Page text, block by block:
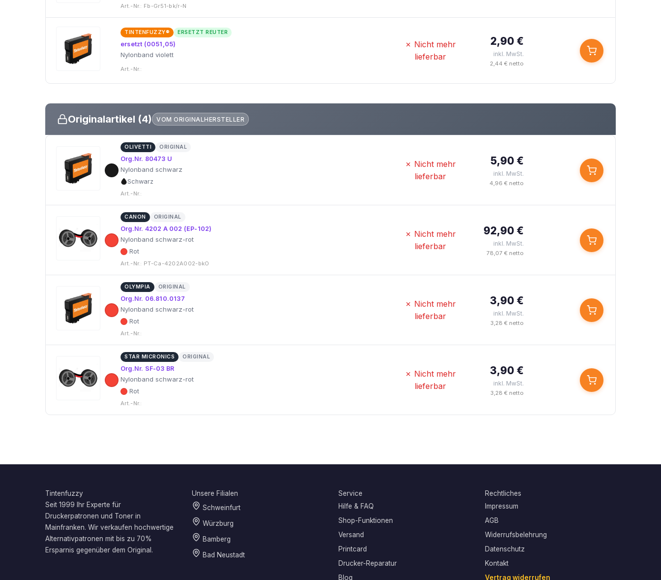
Originalartikel (4) VOM ORIGINALHERSTELLER
OLIVETTI ORIGINAL
Org.Nr. 80473 U
Nylonband schwarz
Schwarz
Art.-Nr.:
✗ Nicht mehr
lieferbar
5,90 €
inkl. MwSt.
4,96 € netto
CANON ORIGINAL
Org.Nr. 4202 A 002 (EP-102)
Nylonband schwarz-rot
Rot
Art.-Nr.: PT-Ca-4202A002-bkO
✗ Nicht mehr
lieferbar
92,90 €
inkl. MwSt.
78,07 € netto
OLYMPIA ORIGINAL
Org.Nr. 06.810.0137
Nylonband schwarz-rot
Rot
Art.-Nr.:
✗ Nicht mehr
lieferbar
3,90 €
inkl. MwSt.
3,28 € netto
STAR MICRONICS ORIGINAL
Org.Nr. SF-03 BR
Nylonband schwarz-rot
Rot
Art.-Nr.:
✗ Nicht mehr
lieferbar
3,90 €
inkl. MwSt.
3,28 € netto
Art.-Nr.: Fb-Gr51-bk/r-N
TINTENFUZZY® ERSETZT REUTER
ersetzt (0051,05)
Nylonband violett
Art.-Nr.:
✗ Nicht mehr
lieferbar
2,90 €
inkl. MwSt.
2,44 € netto
Tintenfuzzy
Seit 1999 Ihr Experte für
Druckerpatronen und Toner in
Mainfranken. Wir verkaufen hochwertige
Alternativpatronen mit bis zu 70%
Ersparnis gegenüber dem Original.
Unsere Filialen
Schweinfurt
Würzburg
Bamberg
Bad Neustadt
Service
Hilfe & FAQ
Shop-Funktionen
Versand
Printcard
Drucker-Reparatur
Blog
Rechtliches
Impressum
AGB
Widerrufsbelehrung
Datenschutz
Kontakt
Vertrag widerrufen